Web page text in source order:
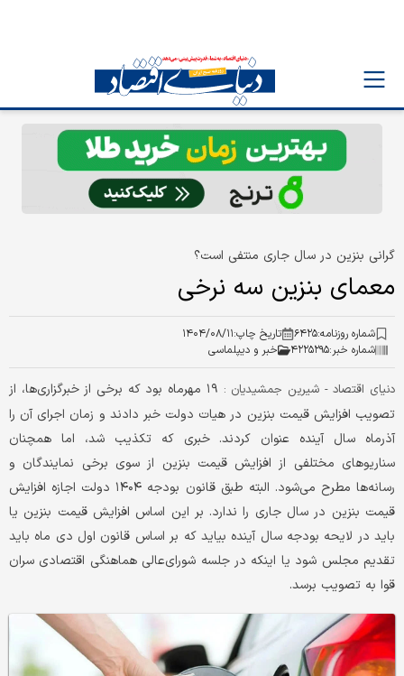
گرانی بنزین در سال جاری منتفی است؟
معمای بنزین سه نرخی
شماره روزنامه:۶۴۲۵ تاریخ چاپ:۱۴۰۴/۰۸/۱۱
شماره خبر:۴۲۲۵۲۹۵ خبر و دیپلماسی
دنیای اقتصاد - شیرین جمشیدیان :
۱۹ مهرماه بود که برخی از خبرگزاری‌ها، از
تصویب افزایش قیمت بنزین در هیات دولت خبر دادند و زمان اجرای آن را
آذرماه سال آینده عنوان کردند. خبری که تکذیب شد، اما همچنان
سناریوهای مختلفی از افزایش قیمت بنزین از سوی برخی نمایندگان و
رسانه‌ها مطرح می‌شود. البته طبق قانون بودجه ۱۴۰۴ دولت اجازه افزایش
قیمت بنزین در سال جاری را ندارد. بر این اساس افزایش قیمت بنزین یا
باید در لایحه بودجه سال آینده بیاید که بر اساس قانون اول دی ماه باید
تقدیم مجلس شود یا اینکه در جلسه شورای‌عالی هماهنگی اقتصادی سران
قوا به تصویب برسد.